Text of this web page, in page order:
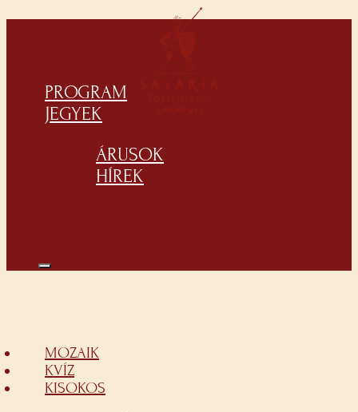
PROGRAM
JEGYEK
ÁRUSOK
HÍREK
MOZAIK
KVÍZ
KISOKOS